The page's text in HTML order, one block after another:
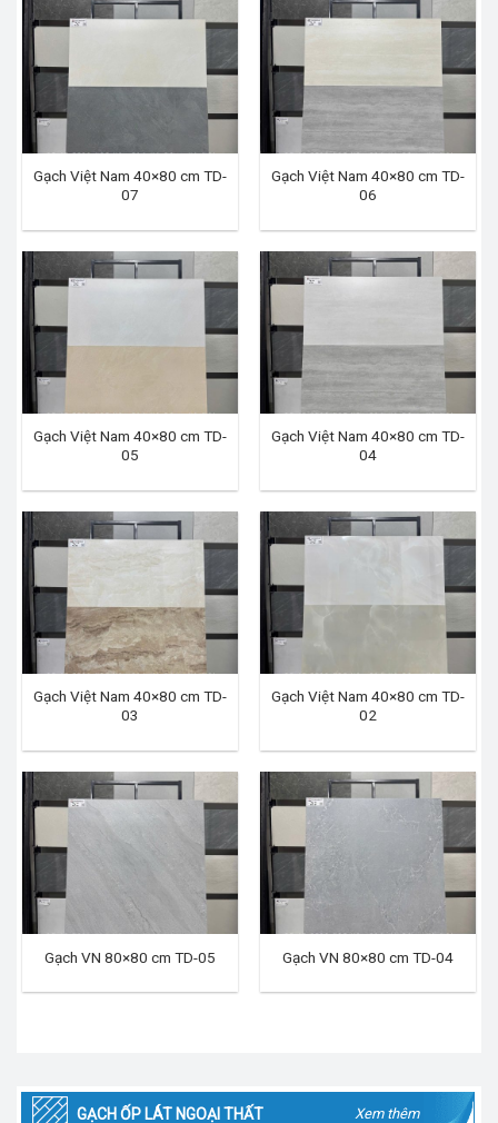
Gạch Việt Nam 40×80 cm TD-
07
Gạch Việt Nam 40×80 cm TD-
06
Gạch Việt Nam 40×80 cm TD-
05
Gạch Việt Nam 40×80 cm TD-
04
Gạch Việt Nam 40×80 cm TD-
03
Gạch Việt Nam 40×80 cm TD-
02
Gạch VN 80×80 cm TD-05 Gạch VN 80×80 cm TD-04
GẠCH ỐP LÁT NGOẠI THẤT Xem thêm